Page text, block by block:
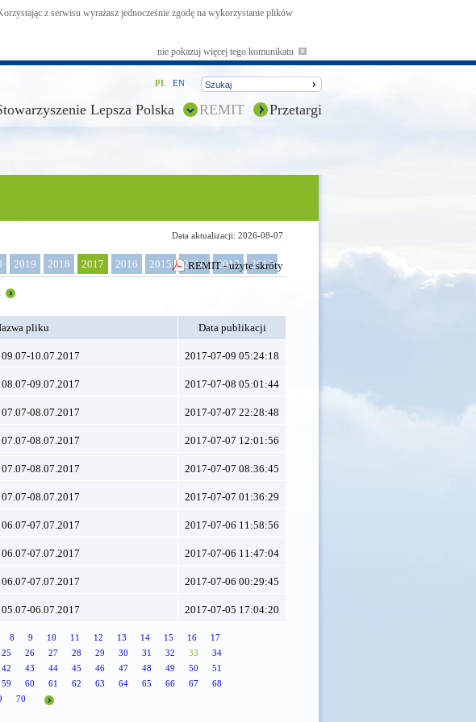
z serwisu wyrażasz jednocześnie zgodę na wykorzystanie plików
nie pokazuj więcej tego komunikatu
PL EN
Lepsza Polska REMIT Przetargi
Data aktualizacji: 2026-08-07
2019 2018 2017 2016 2015 2014 2013 2012
REMIT - użyte skróty
pliku Data publikacji
10.07.2017 2017-07-09 05:24:18
09.07.2017 2017-07-08 05:01:44
08.07.2017 2017-07-07 22:28:48
08.07.2017 2017-07-07 12:01:56
08.07.2017 2017-07-07 08:36:45
08.07.2017 2017-07-07 01:36:29
07.07.2017 2017-07-06 11:58:56
07.07.2017 2017-07-06 11:47:04
07.07.2017 2017-07-06 00:29:45
06.07.2017 2017-07-05 17:04:20
8 9 10 11 12 13 14 15 16
17
25 26 27 28 29 30 31 32 33
34
42 43 44 45 46 47 48 49 50
51
59 60 61 62 63 64 65 66 67
68
70